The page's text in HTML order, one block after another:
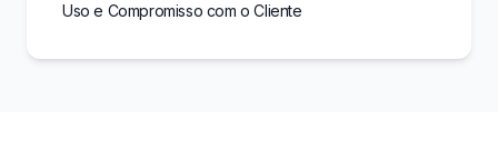
Uso e Compromisso com o Cliente